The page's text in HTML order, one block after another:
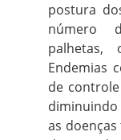
postura
número
palhetas,
Endemias
de
diminuindo
as